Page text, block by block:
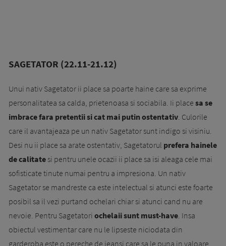
SAGETATOR (22.11-21.12)
Unui nativ Sagetator ii place sa poarte haine care sa exprime
personalitatea sa calda, prietenoasa si sociabila. Ii place sa se
imbrace fara pretentii si cat mai putin ostentativ. Culorile
care il avantajeaza pe un nativ Sagetator sunt indigo si visiniu.
Desi nu ii place sa arate ostentativ, Sagetatorul prefera hainele
de calitatesi pentru unele ocazii ii place sa isi aleaga cele mai
sofisticate tinute numai pentru a impresiona. Un nativ
Sagetator se mandreste ca este intelectual si atunci este foarte
posibil sa il vezi purtand ochelari chiar si atunci cand nu are
nevoie. Pentru Sagetatori ochelaii sunt must-have. Insa
obiectul vestimentar care nu le lipseste niciodata din
garderoba este o pereche de jeansi care sa le puna in valoare